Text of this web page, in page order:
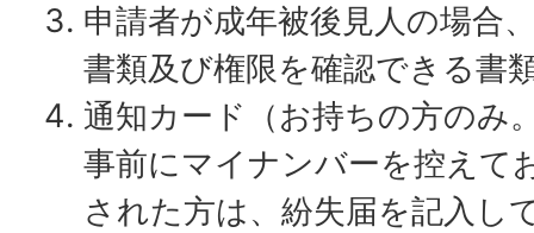
申請者が成年被後見人の場合
書類及び権限を確認できる書
通知カード（お持ちの方のみ
事前にマイナンバーを控えて
された方は、紛失届を記入し